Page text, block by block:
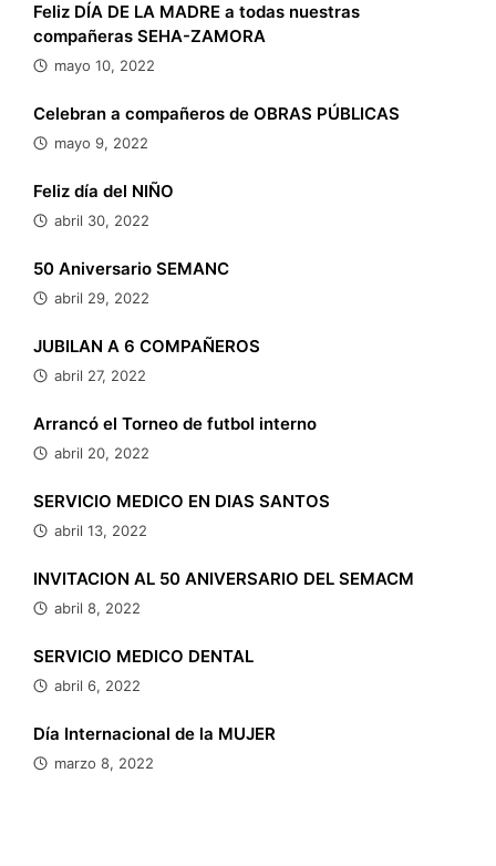
Feliz DÍA DE LA MADRE a todas nuestras
compañeras SEHA-ZAMORA
mayo 10, 2022
Celebran a compañeros de OBRAS PÚBLICAS
mayo 9, 2022
Feliz día del NIÑO
abril 30, 2022
50 Aniversario SEMANC
abril 29, 2022
JUBILAN A 6 COMPAÑEROS
abril 27, 2022
Arrancó el Torneo de futbol interno
abril 20, 2022
SERVICIO MEDICO EN DIAS SANTOS
abril 13, 2022
INVITACION AL 50 ANIVERSARIO DEL SEMACM
abril 8, 2022
SERVICIO MEDICO DENTAL
abril 6, 2022
Día Internacional de la MUJER
marzo 8, 2022